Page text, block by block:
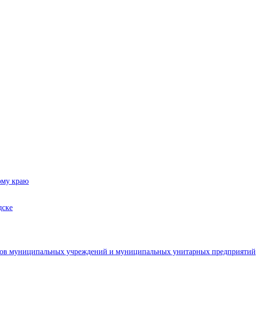
краю
муниципальных учреждений и муниципальных унитарных предприятий